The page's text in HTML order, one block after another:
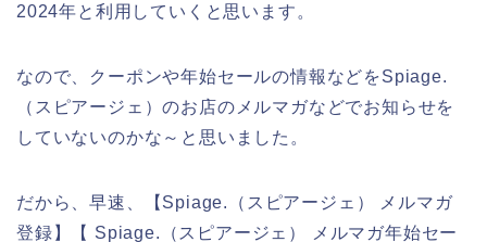
2024年と利用していくと思います。
なので、クーポンや年始セールの情報などをSpiage.
（スピアージェ）のお店のメルマガなどでお知らせを
していないのかな～と思いました。
だから、早速、【Spiage.（スピアージェ） メルマガ
登録】【 Spiage.（スピアージェ） メルマガ年始セー